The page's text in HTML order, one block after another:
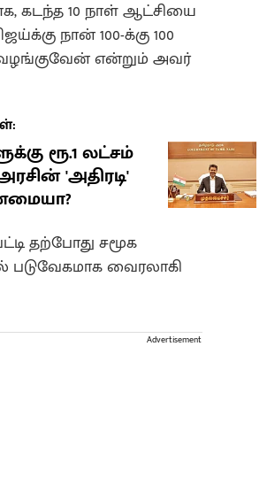
கடந்த 10 நாள் ஆட்சியை
நான் 100-க்கு 100
என்றும் அவர்
ரூ.1 லட்சம்
'அதிரடி'
தற்போது சமூக
வைரலாகி
Advertisement